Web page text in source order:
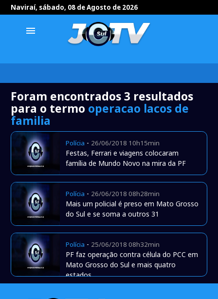
Naviraí, sábado, 08 de Agosto de 2026
menu
Foram encontrados 3 resultados
para o termo operacao lacos de
familia
Polícia - 26/06/2018 10h15min
Festas, Ferrari e viagens colocaram
família de Mundo Novo na mira da PF
Polícia - 26/06/2018 08h28min
Mais um policial é preso em Mato Grosso
do Sul e se soma a outros 31
Polícia - 25/06/2018 08h32min
PF faz operação contra célula do PCC em
Mato Grosso do Sul e mais quatro
estados